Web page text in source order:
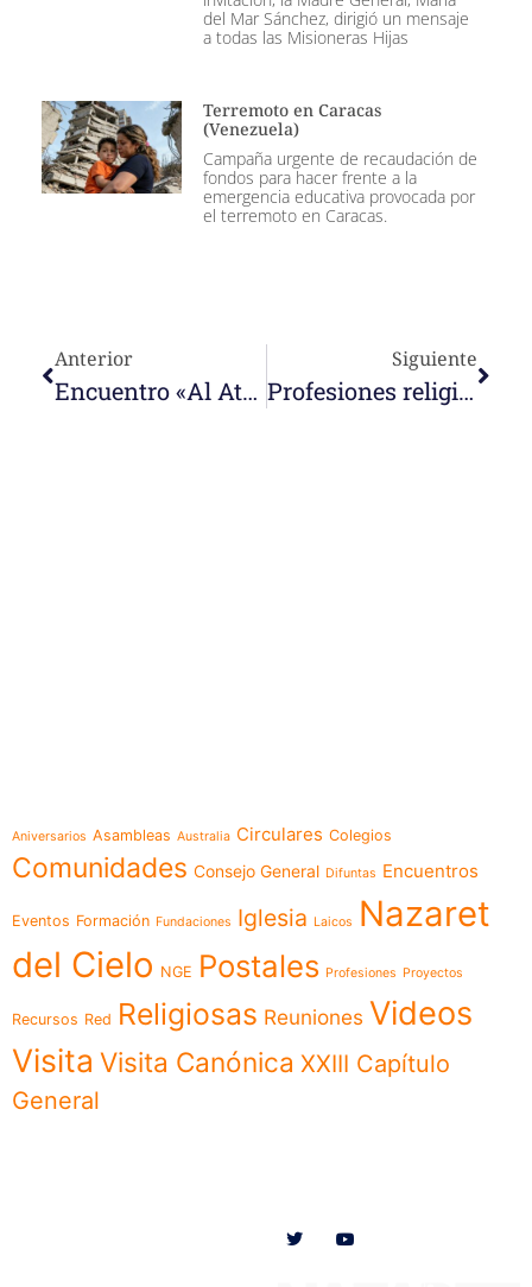
del Mar Sánchez, dirigió un mensaje
a todas las Misioneras Hijas
Terremoto en Caracas
(Venezuela)
Campaña urgente de recaudación de
fondos para hacer frente a la
emergencia educativa provocada por
el terremoto en Caracas.
Anterior
Encuentro «Al Atardecer». Julio 2021
Siguiente
Profesiones religiosas en Indonesia 2021
Aniversarios Asambleas Australia Circulares Colegios
Comunidades Consejo General Difuntas Encuentros
Eventos Formación Fundaciones Iglesia Laicos
Nazaret
del Cielo NGE Postales Profesiones Proyectos
Recursos Red Religiosas Reuniones Videos
Visita Visita Canónica XXIII Capítulo
General